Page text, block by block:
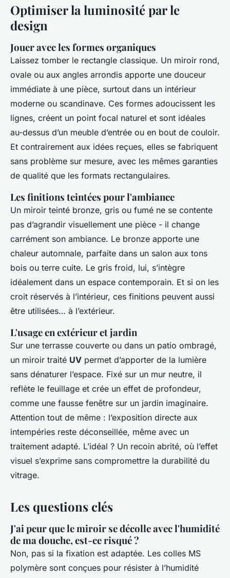
Optimiser la luminosité par le
design
Jouer avec les formes organiques
Laissez tomber le rectangle classique. Un miroir rond,
ovale ou aux angles arrondis apporte une douceur
immédiate à une pièce, surtout dans un intérieur
moderne ou scandinave. Ces formes adoucissent les
lignes, créent un point focal naturel et sont idéales
au-dessus d’un meuble d’entrée ou en bout de couloir.
Et contrairement aux idées reçues, elles se fabriquent
sans problème sur mesure, avec les mêmes garanties
de qualité que les formats rectangulaires.
Les finitions teintées pour l'ambiance
Un miroir teinté bronze, gris ou fumé ne se contente
pas d’agrandir visuellement une pièce - il change
carrément son ambiance. Le bronze apporte une
chaleur automnale, parfaite dans un salon aux tons
bois ou terre cuite. Le gris froid, lui, s’intègre
idéalement dans un espace contemporain. Et si on les
croit réservés à l’intérieur, ces finitions peuvent aussi
être utilisées… à l’extérieur.
L'usage en extérieur et jardin
Sur une terrasse couverte ou dans un patio ombragé,
un miroir traité UV permet d’apporter de la lumière
sans dénaturer l’espace. Fixé sur un mur neutre, il
reflète le feuillage et crée un effet de profondeur,
comme une fausse fenêtre sur un jardin imaginaire.
Attention tout de même : l’exposition directe aux
intempéries reste déconseillée, même avec un
traitement adapté. L’idéal ? Un recoin abrité, où l’effet
visuel s’exprime sans compromettre la durabilité du
vitrage.
Les questions clés
J'ai peur que le miroir se décolle avec l'humidité
de ma douche, est-ce risqué ?
Non, pas si la fixation est adaptée. Les colles MS
polymère sont conçues pour résister à l’humidité